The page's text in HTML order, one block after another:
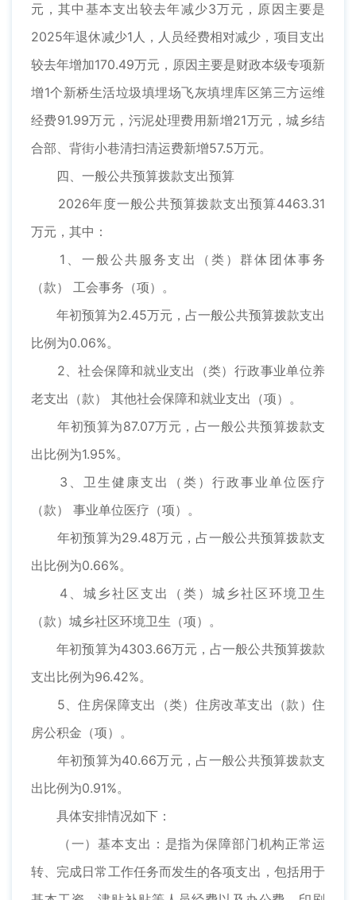
元，其中基本支出较去年减少3万元，原因主要是
2025年退休减少1人，人员经费相对减少，项目支出
较去年增加170.49万元，原因主要是财政本级专项新
增1个新桥生活垃圾填埋场飞灰填埋库区第三方运维
经费91.99万元，污泥处理费用新增21万元，城乡结
合部、背街小巷清扫清运费新增57.5万元。
四、一般公共预算拨款支出预算
2026年度一般公共预算拨款支出预算4463.31
万元，其中：
1、一般公共服务支出（类）群体团体事务
（款） 工会事务（项）。
年初预算为2.45万元，占一般公共预算拨款支出
比例为0.06%。
2、社会保障和就业支出（类）行政事业单位养
老支出（款） 其他社会保障和就业支出（项）。
年初预算为87.07万元，占一般公共预算拨款支
出比例为1.95%。
3、卫生健康支出（类）行政事业单位医疗
（款） 事业单位医疗（项）。
年初预算为29.48万元，占一般公共预算拨款支
出比例为0.66%。
4、城乡社区支出（类）城乡社区环境卫生
（款）城乡社区环境卫生（项）。
年初预算为4303.66万元，占一般公共预算拨款
支出比例为96.42%。
5、住房保障支出（类）住房改革支出（款）住
房公积金（项）。
年初预算为40.66万元，占一般公共预算拨款支
出比例为0.91%。
具体安排情况如下：
（一）基本支出：是指为保障部门机构正常运
转、完成日常工作任务而发生的各项支出，包括用于